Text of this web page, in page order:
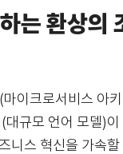
는 환상의
이크로서비스 아
규모 언어 모델)이
니스 혁신을 가속할